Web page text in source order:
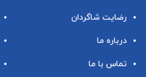
رضایت شاگردان
درباره ما
تماس با ما